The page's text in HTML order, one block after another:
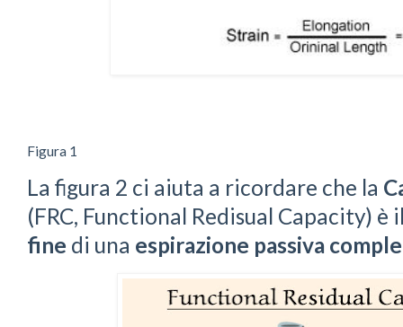
Figura 1
La figura 2 ci aiuta a ricordare che la
(FRC, Functional Redisual Capacity) è
fine di una espirazione passiva